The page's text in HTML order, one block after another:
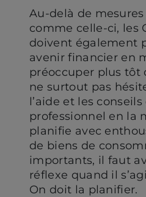
Au-delà de
comme celle-ci, les
doivent également
avenir financier en
préoccuper plus tôt
ne surtout pas
l’aide et les conseils
professionnel en la
planifie avec
de biens de
importants, il faut
réflexe quand il
On doit la planifier.